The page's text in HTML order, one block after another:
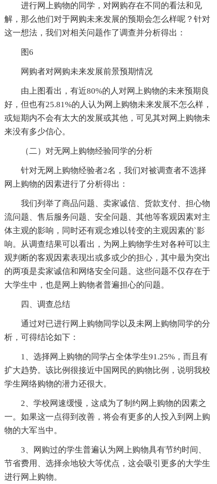
进行网上购物的同学，对网购存在不同的看法和见
解，那么他们对于网购未来发展的预期会怎么样呢？针对
这一想法，我们对相关问题作了调查并分析得出：
图6
网购者对网购未来发展前景预期情况
由上图看出，有近80%的人对网上购物的未来预期良
好，但也有25.81%的人认为网上购物未来发展不怎么样，
或短期内不会有太大的发展或其他，可见其对网上购物未
来没有多少信心。
（二）对无网上购物经验同学的分析
针对无网上购物经验者2名，我们对被调查者不选择
网上购物的因素进行了分析得出：
我们列举了商品问题、卖家诚信、货款支付、担心物
流问题、售后服务问题、安全问题、其他等客观因素对主
体主观的影响，同时还有观念难以转变的主观因素的`影
响。从调查结果可以看出，为网上购物学生对各种可以主
观判断的客观因素表现出或多或少的担心，其中最为突出
的两项是卖家诚信和网络安全问题。这些问题不仅存在于
大学生中，也是网上购物者普遍担心的问题。
四、调查总结
通过对已进行网上购物同学以及未网上购物同学的分
析，可得结论如下：
1、选择网上购物的同学占全体学生91.25%，而且有
扩大趋势。该比例很接近中国网民的购物比例，说明我校
学生网络购物的潜力还很大。
2、学校网速缓慢，这成为了制约网上购物的因素之
一。如果这一点得到改善，将会有更多的人投入到网上购
物的大军当中。
3、网购过的学生普遍认为网上购物具有节约时间、
节省费用、选择余地较大等优点，这会吸引更多的大学生
进行网上购物。